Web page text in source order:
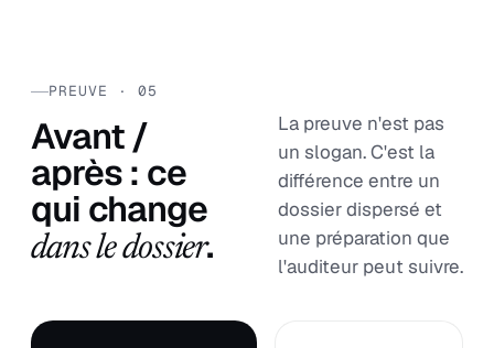
PREUVE · 05
Avant /
après : ce
qui change
dans le dossier.
La preuve n'est pas
un slogan. C'est la
différence entre un
dossier dispersé et
une préparation que
l'auditeur peut suivre.